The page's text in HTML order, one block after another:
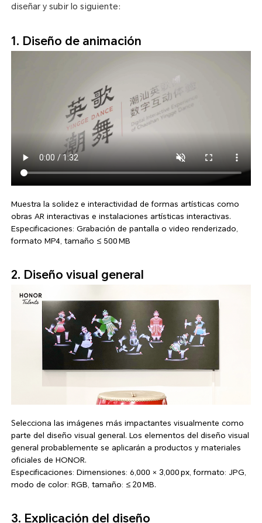
diseñar y subir lo siguiente:
1. Diseño de animación
Muestra la solidez e interactividad de formas artísticas como
obras AR interactivas e instalaciones artísticas interactivas.
Especificaciones: Grabación de pantalla o video renderizado,
formato MP4, tamaño ≤ 500 MB
2. Diseño visual general
Selecciona las imágenes más impactantes visualmente como
parte del diseño visual general. Los elementos del diseño visual
general probablemente se aplicarán a productos y materiales
oficiales de HONOR.
Especificaciones: Dimensiones: 6,000 × 3,000 px, formato: JPG,
modo de color: RGB, tamaño: ≤ 20 MB.
3. Explicación del diseño